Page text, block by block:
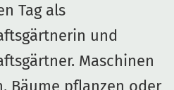
Tag als
und
Maschinen
Bäume pflanzen oder